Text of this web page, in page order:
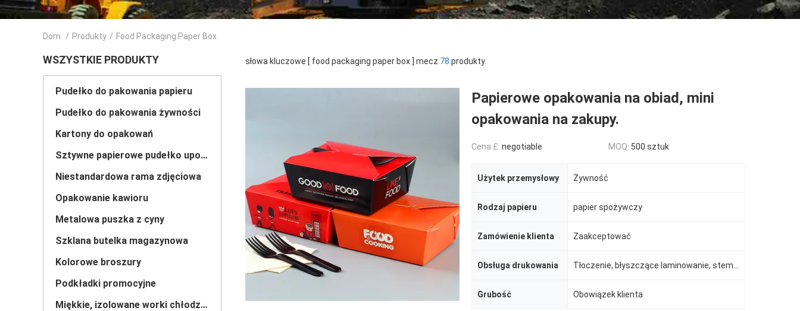
Dom / Produkty / Food Packaging Paper Box
WSZYSTKIE PRODUKTY
Pudełko do pakowania papieru
Pudełko do pakowania żywności
Kartony do opakowań
Sztywne papierowe pudełko upominkowe
Niestandardowa rama zdjęciowa
Opakowanie kawioru
Metalowa puszka z cyny
Szklana butelka magazynowa
Kolorowe broszury
Podkładki promocyjne
Miękkie, izolowane worki chłodzące
słowa kluczowe [ food packaging paper box ] mecz 78 produkty.
Papierowe opakowania na obiad, mini
opakowania na zakupy.
Cena £: negotiable MOQ: 500 sztuk
Użytek przemysłowy Żywność
Rodzaj papieru papier spożywczy
Zamówienie klienta Zaakceptować
Obsługa drukowania
Grubość Obowiązek klienta